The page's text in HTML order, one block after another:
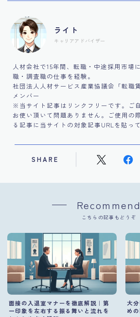
ライト
キャリアアドバイザー
人材会社で15年間、転職・中途採用市場
職・調査職の仕事を経験。
社団法人人材サービス産業協議会「転職
メンバー
※当サイト記事はリンクフリーです。ご
お使い頂いて問題ありません。ご使用の
る記事に当サイトの対象記事URLを貼っ
SHARE
Recommend
こちらの記事もどうぞ
面接の入退室マナーを徹底解説｜第
一印象を左右する振る舞いと流れを
大
め